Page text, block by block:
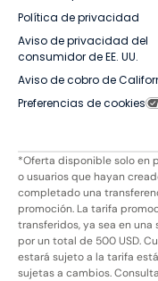
Política de privacidad
Aviso de privacidad del
consumidor de EE. UU.
Aviso de cobro de
Preferencias de cookies
*Oferta disponible solo en
o usuarios que hayan
completado una
promoción. La tarifa
transferidos, ya sea en
por un total de 500 USD.
estará sujeto a la tarifa
sujetas a cambios.